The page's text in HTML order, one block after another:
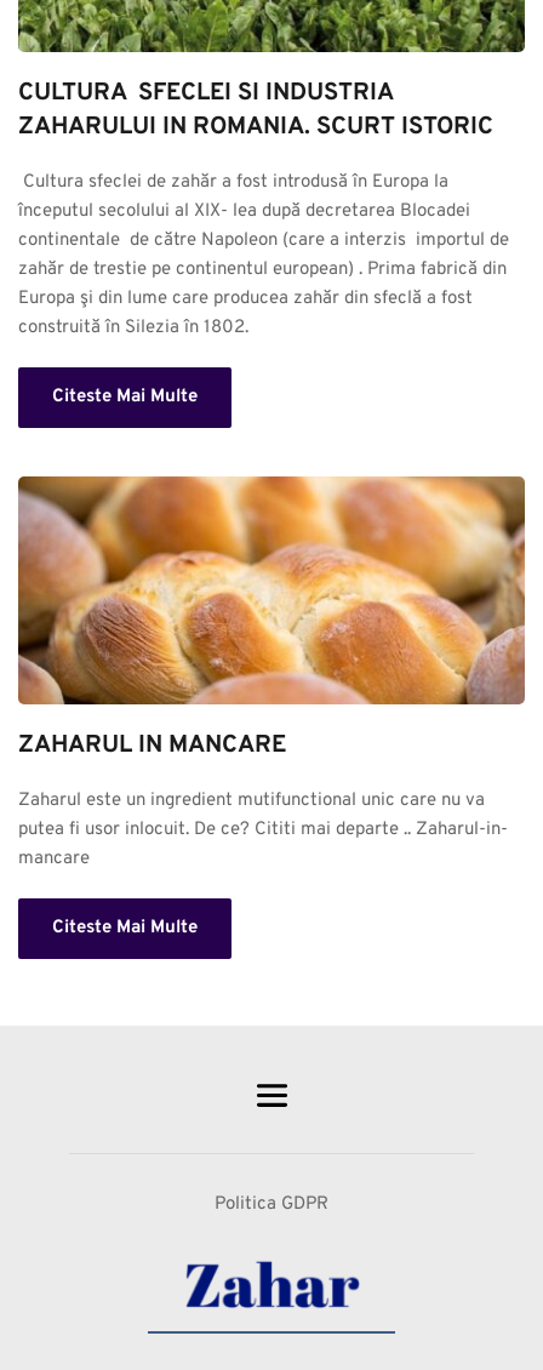
CULTURA  SFECLEI SI INDUSTRIA
ZAHARULUI IN ROMANIA. SCURT ISTORIC
începutul secolului al XIX- lea după decretarea Blocadei
continentale  de către Napoleon (care a interzis  importul de
zahăr de trestie pe continentul european) . Prima fabrică din
Europa şi din lume care producea zahăr din sfeclă a fost
construită în Silezia în 1802.
Citeste Mai Multe
ZAHARUL IN MANCARE
Zaharul este un ingredient mutifunctional unic care nu va
putea fi usor inlocuit. De ce? Cititi mai departe .. Zaharul-in-
mancare
Citeste Mai Multe
Politica GDPR